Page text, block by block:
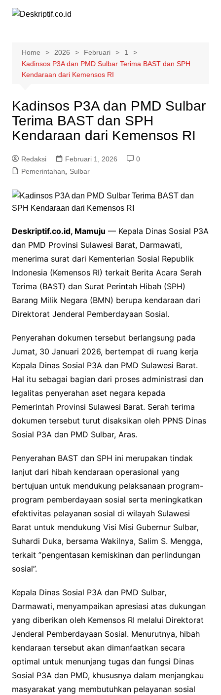
Home 2026 Februari
1
Kadinsos P3A dan PMD Sulbar Terima BAST dan SPH
Kendaraan dari Kemensos RI
Kadinsos P3A dan PMD Sulbar
Terima BAST dan SPH
Kendaraan dari Kemensos RI
Redaksi Februari 1, 2026
0
Pemerintahan, Sulbar
Deskriptif.co.id, Mamuju — Kepala Dinas Sosial P3A
dan PMD Provinsi Sulawesi Barat, Darmawati,
menerima surat dari Kementerian Sosial Republik
Indonesia (Kemensos RI) terkait Berita Acara Serah
Terima (BAST) dan Surat Perintah Hibah (SPH)
Barang Milik Negara (BMN) berupa kendaraan dari
Direktorat Jenderal Pemberdayaan Sosial.
Penyerahan dokumen tersebut berlangsung pada
Jumat, 30 Januari 2026, bertempat di ruang kerja
Kepala Dinas Sosial P3A dan PMD Sulawesi Barat.
Hal itu sebagai bagian dari proses administrasi dan
legalitas penyerahan aset negara kepada
Pemerintah Provinsi Sulawesi Barat. Serah terima
dokumen tersebut turut disaksikan oleh PPNS Dinas
Sosial P3A dan PMD Sulbar, Aras.
Penyerahan BAST dan SPH ini merupakan tindak
lanjut dari hibah kendaraan operasional yang
bertujuan untuk mendukung pelaksanaan program-
program pemberdayaan sosial serta meningkatkan
efektivitas pelayanan sosial di wilayah Sulawesi
Barat untuk mendukung Visi Misi Gubernur Sulbar,
Suhardi Duka, bersama Wakilnya, Salim S. Mengga,
terkait ”pengentasan kemiskinan dan perlindungan
sosial”.
Kepala Dinas Sosial P3A dan PMD Sulbar,
Darmawati, menyampaikan apresiasi atas dukungan
yang diberikan oleh Kemensos RI melalui Direktorat
Jenderal Pemberdayaan Sosial. Menurutnya, hibah
kendaraan tersebut akan dimanfaatkan secara
optimal untuk menunjang tugas dan fungsi Dinas
Sosial P3A dan PMD, khususnya dalam menjangkau
masyarakat yang membutuhkan pelayanan sosial